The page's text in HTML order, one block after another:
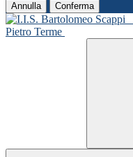
Annulla Conferma
Pietro Terme